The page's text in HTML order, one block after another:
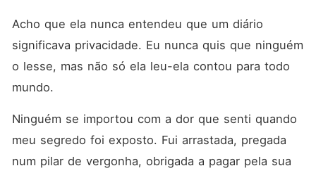
Acho que ela nunca entendeu que um diário
significava privacidade. Eu nunca quis que ninguém
o lesse, mas não só ela leu-ela contou para todo
mundo.
Ninguém se importou com a dor que senti quando
meu segredo foi exposto. Fui arrastada, pregada
num pilar de vergonha, obrigada a pagar pela sua